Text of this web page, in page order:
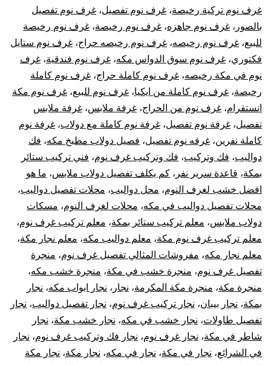
غرف نوم تركية رخيصة، غرف نوم تفصيل، غرف نوم تفصيل
بالصور ، غرف نوم جاهزه، غرف نوم رخيصة، غرف نوم رخيصة
للبيع، غرف نوم رخيصه، غرف نوم رخيصه حراج، غرف نوم ستايل
فكتوري، غرف نوم سوق الدواس مكه، غرف نوم فندقية، غرف
نوم في مكة رخيصه، غرف نوم كاملة حراج، غرف نوم كاملة
رخيصة، غرف نوم كاملة من ايكيا، غرف نوم للبيع، غرف نوم مكة
انستقرام، غرف نوم من الحراج، غرفة ملابس، غرفة ملابس
تفصيل، غرفة نوم تفصيل، غرفة نوم كاملة مع دولاب، غرفة نوم
كاملة نفرين، غرفه نوم تفصيل، فصيل دولاب مطبخ مكه، فك
دواليب، فك وتركيب، فك وتركيب غرف نوم، فني تركيب ستائر
بمكة، قاعدة سرير نفر ، كم يكلف تفصيل دولاب ملابس، ما هو
افضل خشب لغرف النوم، محل دواليب، محلات تفصيل دواليب،
محلات تفصيل دواليب في مكه، محلات لغرف النوم، مسكات
دولاب ملابس، معلم تركيب ستائر بمكة، معلم تركيب غرف نوم،
معلم تركيب غرف نوم مكة، معلم دواليب مكه، معلم نجار مكة،
معلم نجار مكه، مفروشات المثالي تفصيل غرف نوم، منجرة
تفصيل غرف نوم، منجرة خشب في مكة، منجرة خشب مكه،
منجرة مكة، منجرة مكة المكرمة، نجار ، نجار ابواب مكه، نجار
بمكة، نجار بيبان، نجار تركيب غرف نوم، نجار تفصيل دواليب، نجار
تفصيل طاولات، نجار خشب في مكه، نجار خشب مكة، نجار
شاطر في مكة، نجار غرف نوم، نجار فك وتركيب غرف نوم، نجار
في الشرائع، نجار في مكة، نجار في مكه، نجار مكة، نجار مكة